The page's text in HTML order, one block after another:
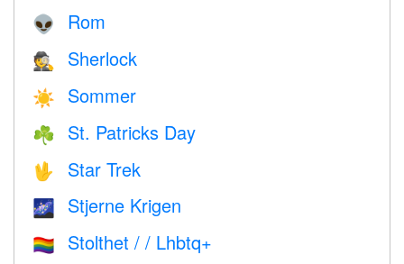
👽 Rom
🕵️ Sherlock
☀️ Sommer
☘️ St. Patricks Day
🖖 Star Trek
🌌 Stjerne Krigen
🏳️‍🌈 Stolthet / / Lhbtq+